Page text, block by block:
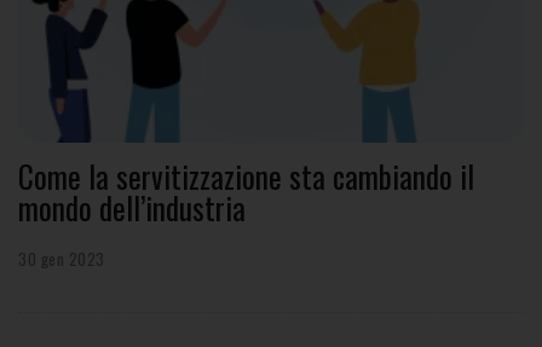
Come la servitizzazione sta cambiando il
mondo dell’industria
30 gen 2023